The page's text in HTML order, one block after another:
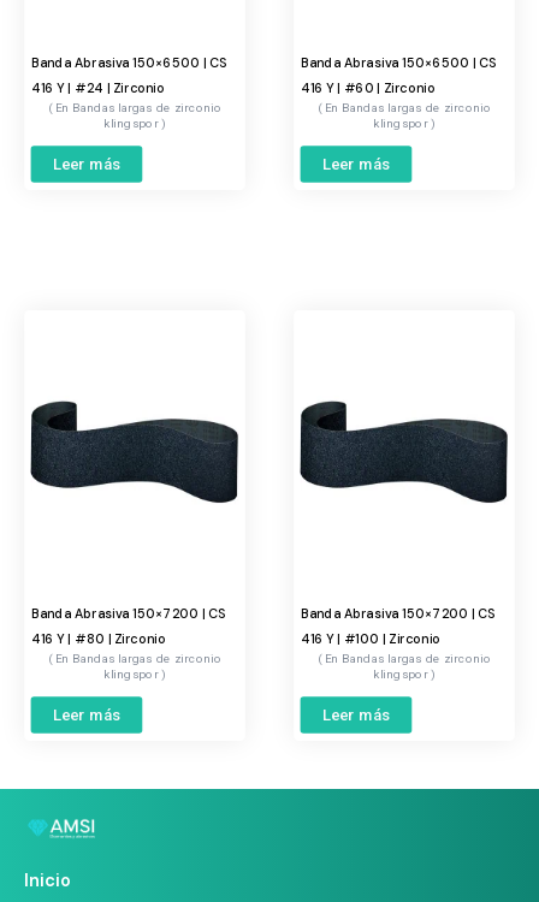
Banda Abrasiva 150×6500 | CS
416 Y | #24 | Zirconio
Bandas largas de zirconio
klingspor
Leer más
Banda Abrasiva 150×6500 | CS
416 Y | #60 | Zirconio
Bandas largas de zirconio
klingspor
Leer más
Banda Abrasiva 150×7200 | CS
416 Y | #80 | Zirconio
Bandas largas de zirconio
klingspor
Leer más
Banda Abrasiva 150×7200 | CS
416 Y | #100 | Zirconio
Bandas largas de zirconio
klingspor
Leer más
Inicio